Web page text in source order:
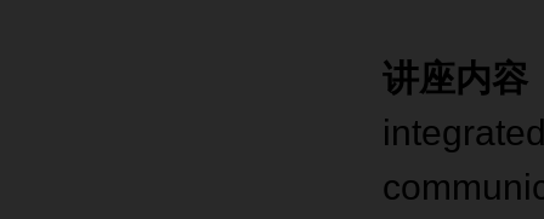
讲座内容